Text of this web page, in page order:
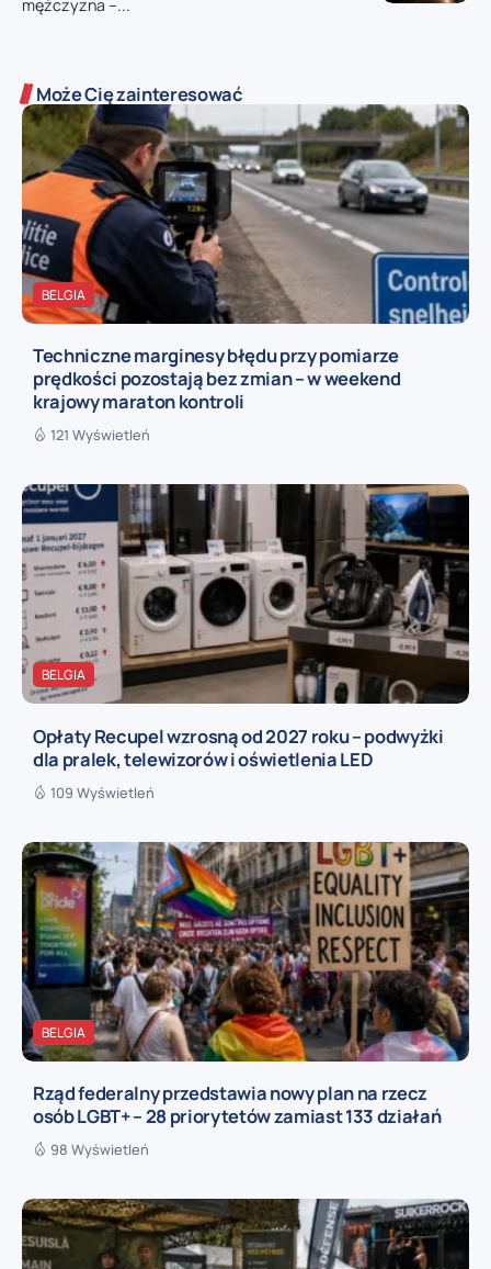
mężczyzna –...
Może Cię zainteresować
BELGIA
Techniczne marginesy błędu przy pomiarze
prędkości pozostają bez zmian – w weekend
krajowy maraton kontroli
121 Wyświetleń
BELGIA
Opłaty Recupel wzrosną od 2027 roku – podwyżki
dla pralek, telewizorów i oświetlenia LED
109 Wyświetleń
BELGIA
Rząd federalny przedstawia nowy plan na rzecz
osób LGBT+ – 28 priorytetów zamiast 133 działań
98 Wyświetleń